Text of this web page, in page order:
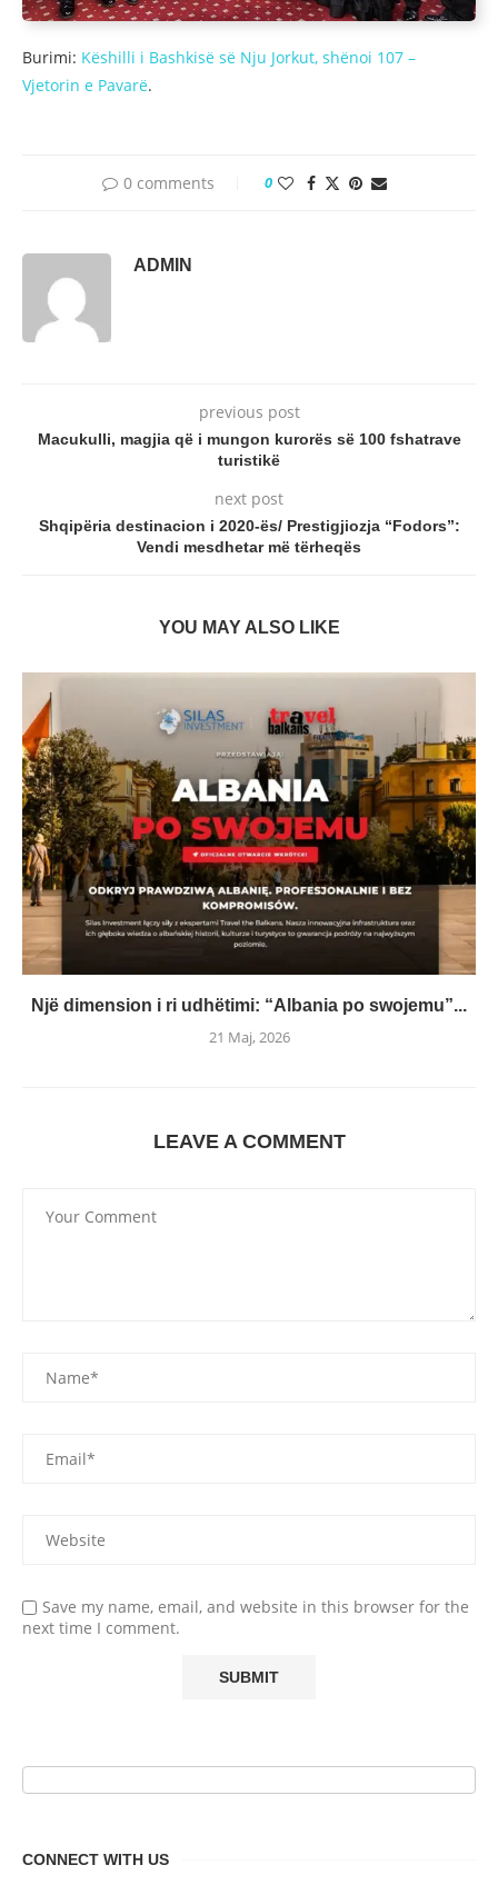
Burimi: Këshilli i Bashkisë së Nju Jorkut, shënoi 107 –
Vjetorin e Pavarë.
0 comments 0
ADMIN
previous post
Macukulli, magjia që i mungon kurorës së 100 fshatrave
turistikë
next post
Shqipëria destinacion i 2020-ës/ Prestigjiozja “Fodors”:
Vendi mesdhetar më tërheqës
YOU MAY ALSO LIKE
Një dimension i ri udhëtimi: “Albania po swojemu”...
21 Maj, 2026
LEAVE A COMMENT
Save my name, email, and website in this browser for the
next time I comment.
CONNECT WITH US